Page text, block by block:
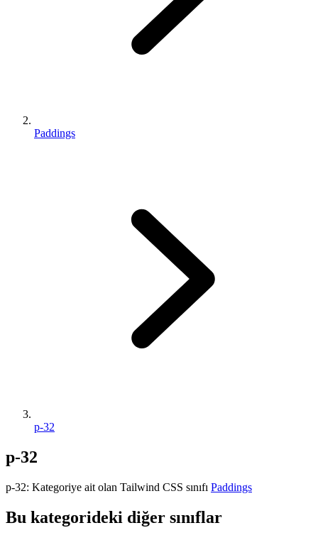
Paddings
p-32
p-32
p-32: Kategoriye ait olan Tailwind CSS sınıfı Paddings
Bu kategorideki diğer sınıflar